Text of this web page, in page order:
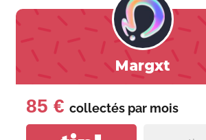
Margxt
85 € collectés par mois